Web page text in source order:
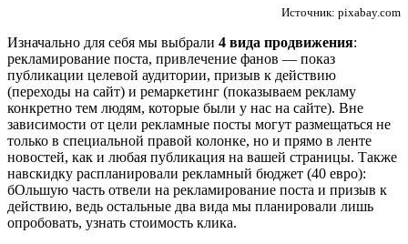
Источник: pixabay.com
Изначально для себя мы выбрали 4 вида продвижения:
рекламирование поста, привлечение фанов — показ
публикации целевой аудитории, призыв к действию
(переходы на сайт) и ремаркетинг (показываем рекламу
конкретно тем людям, которые были у нас на сайте). Вне
зависимости от цели рекламные посты могут размещаться не
только в специальной правой колонке, но и прямо в ленте
новостей, как и любая публикация на вашей страницы. Также
навскидку распланировали рекламный бюджет (40 евро):
бОльшую часть отвели на рекламирование поста и призыв к
действию, ведь остальные два вида мы планировали лишь
опробовать, узнать стоимость клика.